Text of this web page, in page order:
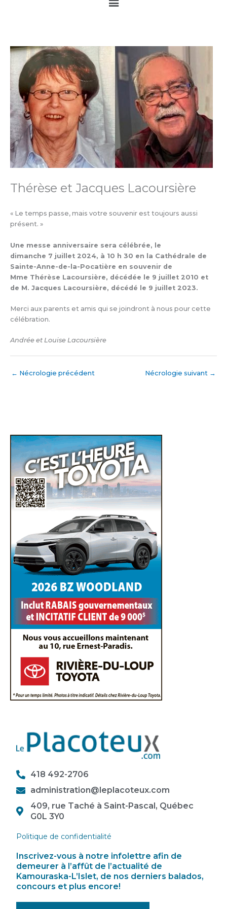
Thérèse et Jacques Lacoursière
« Le temps passe, mais votre souvenir est toujours aussi
présent. »
Une messe anniversaire sera célébrée, le
dimanche 7 juillet 2024, à 10 h 30 en la Cathédrale de
Sainte-Anne-de-la-Pocatière en souvenir de
Mme Thérèse Lacoursière, décédée le 9 juillet 2010 et
de M. Jacques Lacoursière, décédé le 9 juillet 2023.
Merci aux parents et amis qui se joindront à nous pour cette
célébration.
Andrée et Louise Lacoursière
← Nécrologie précédent Nécrologie suivant →
418 492-2706
administration@leplacoteux.com
409, rue Taché à Saint-Pascal, Québec
G0L 3Y0
Politique de confidentialité
Inscrivez-vous à notre infolettre afin de
demeurer à l’affût de l’actualité de
Kamouraska-L’Islet, de nos derniers balados,
concours et plus encore!